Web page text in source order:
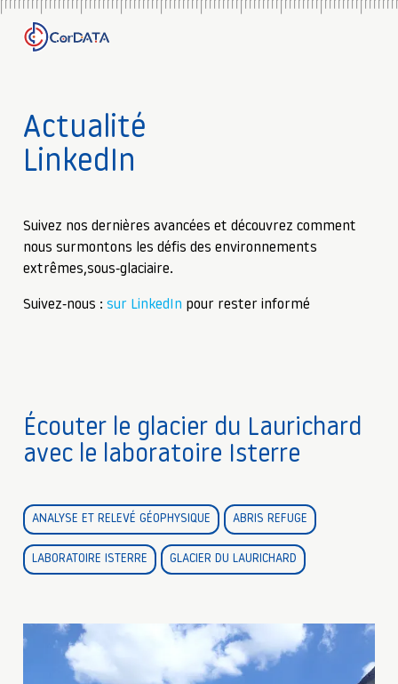
Actualité
LinkedIn
Suivez nos dernières avancées et découvrez comment
nous surmontons les défis des environnements
extrêmes,sous-glaciaire.
Suivez-nous : sur LinkedIn pour rester informé
Écouter le glacier du Laurichard
avec le laboratoire Isterre
ANALYSE ET RELEVÉ GÉOPHYSIQUE ABRIS REFUGE
LABORATOIRE ISTERRE GLACIER DU LAURICHARD